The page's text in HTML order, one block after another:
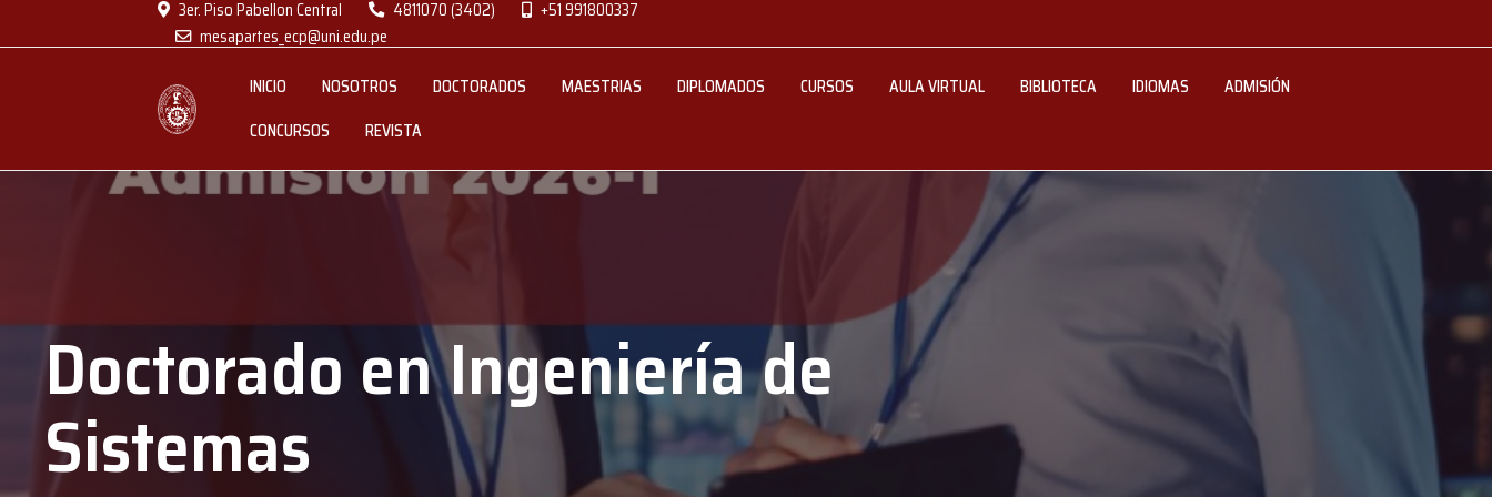
3er. Piso Pabellon Central 4811070 (3402)
+51 991800337
mesapartes_ecp@uni.edu.pe
INICIO NOSOTROS DOCTORADOS MAESTRIAS DIPLOMADOS CURSOS AULA VIRTUAL BIBLIOTECA IDIOMAS
ADMISIÓN
CONCURSOS
REVISTA
Doctorado en Ingeniería de
Sistemas